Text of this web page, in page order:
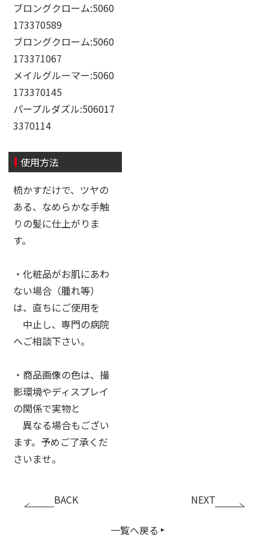
ブロングクローム:5060
173370589
ブロングクローム:5060
173371067
メイルグルーマー:5060
173370145
パープルダズル:506017
3370114
使用方法
梳かすだけで、ツヤの
ある、なめらかな手触
りの髪に仕上がりま
す。
・化粧品がお肌にあわ
ない場合（腫れ等）
は、直ちにご使用を
中止し、専門の病院
へご相談下さい。
・商品画像の色は、撮
影環境やディスプレイ
の関係で実物と
異なる場合もござい
ます。予めご了承くだ
さいませ。
BACK
一覧へ戻る
NEXT